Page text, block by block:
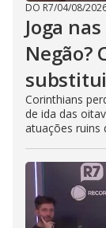
DO R7/04/08/
Joga
Negão?
Corinthians
de ida das
atuações ruins